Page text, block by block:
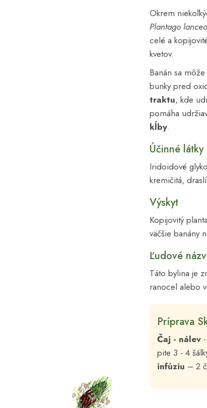
Okrem
Plantago
celé a
kvetov.
Banán sa
bunky pred
traktu, kde
pomáha
kĺby.
Účinné látky
Iridoidové
kremičitá,
Výskyt
Kopijovitý
väčšie banány
Ľudové
Táto bylina je
ranocel alebo
Príprava
Čaj - nálev
pite 3 - 4
infúziu – 2